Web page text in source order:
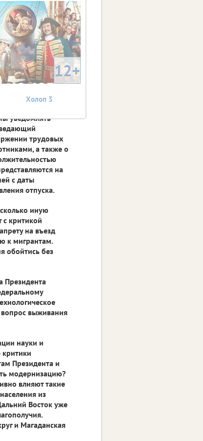
административное
гражданин.
об
в размере от
Российской
труд
уведомлять
трудовых
а также о
на
с даты
отпуска.
иную
с критикой
на въезд
к мигрантам.
обойтись без
Президента
выживания
науки и
Президента и
модернизацию?
влияют такие
из
Восток уже
и Магаданская
12+
Холоп 3